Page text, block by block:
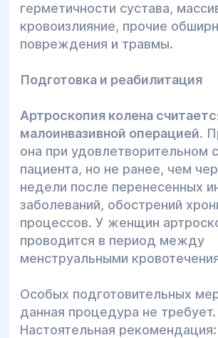
герметичности сустава,
кровоизлияние, прочие
повреждения и травмы.
Подготовка и реабилитация
Артроскопия колена
малоинвазивной операцией.
она при удовлетворительном
пациента, но не ранее, чем
недели после перенесенных
заболеваний, обострений
процессов. У женщин
проводится в период между
менструальными
Особых подготовительных
данная процедура не требует.
Настоятельная